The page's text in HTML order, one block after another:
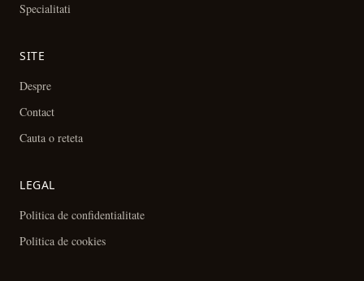
Specialitati
SITE
Despre
Contact
Cauta o reteta
LEGAL
Politica de confidentialitate
Politica de cookies